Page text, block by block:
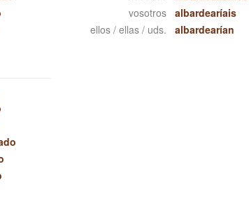
vosotros
albardearíais
ellos / ellas / uds.
albardearían